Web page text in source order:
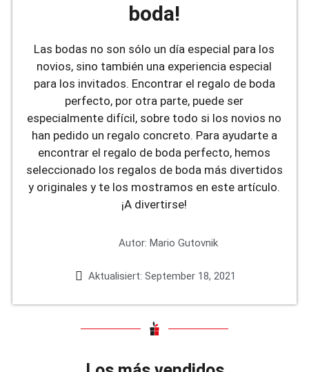
boda!
Las bodas no son sólo un día especial para los
novios, sino también una experiencia especial
para los invitados. Encontrar el regalo de boda
perfecto, por otra parte, puede ser
especialmente difícil, sobre todo si los novios no
han pedido un regalo concreto. Para ayudarte a
encontrar el regalo de boda perfecto, hemos
seleccionado los regalos de boda más divertidos
y originales y te los mostramos en este artículo.
¡A divertirse!
Autor: Mario Gutovnik
Aktualisiert: September 18, 2021